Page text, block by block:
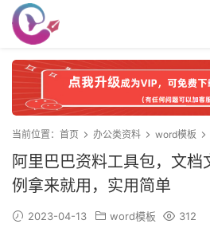
当前位置： 首页 办公类资料 word模板
阿里巴巴资料工具包，文档
例拿来就用，实用简单
2023-04-13 word模板 312